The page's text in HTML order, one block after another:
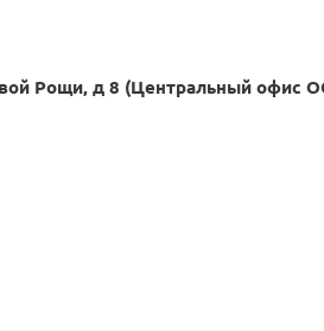
Рощи, д 8 (Центральный